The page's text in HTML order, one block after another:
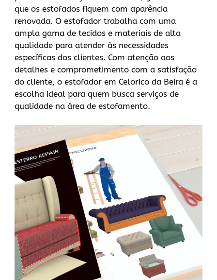
que os estofados fiquem com aparência
renovada. O estofador trabalha com uma
ampla gama de tecidos e materiais de alta
qualidade para atender às necessidades
específicas dos clientes. Com atenção aos
detalhes e comprometimento com a satisfação
do cliente, o estofador em Celorico da Beira é a
escolha ideal para quem busca serviços de
qualidade na área de estofamento.